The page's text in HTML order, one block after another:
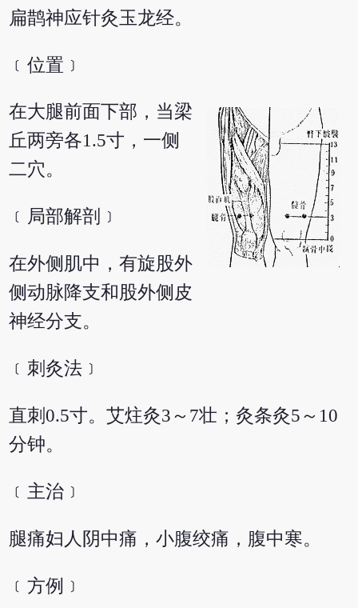
扁鹊神应针灸玉龙经。
﹝位置﹞
在大腿前面下部，当梁
丘两旁各1.5寸，一侧
二穴。
﹝局部解剖﹞
在外侧肌中，有旋股外
侧动脉降支和股外侧皮
神经分支。
﹝刺灸法﹞
直刺0.5寸。艾炷灸3～7壮；灸条灸5～10
分钟。
﹝主治﹞
腿痛妇人阴中痛，小腹绞痛，腹中寒。
﹝方例﹞